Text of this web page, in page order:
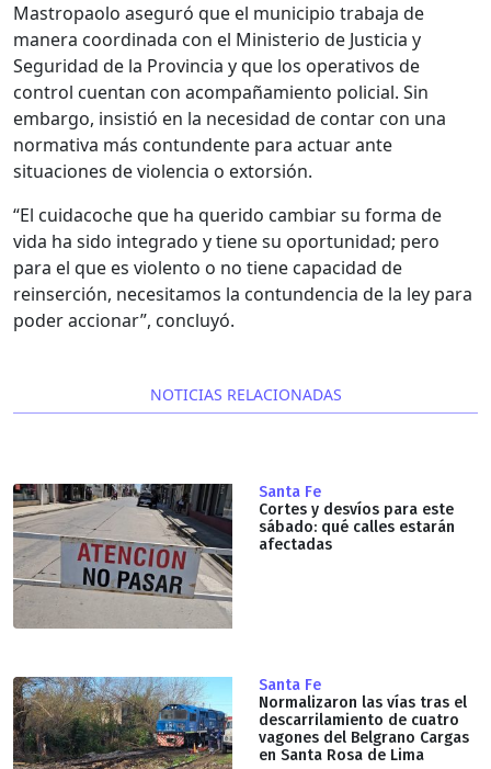
Mastropaolo aseguró que el municipio trabaja de
manera coordinada con el Ministerio de Justicia y
Seguridad de la Provincia y que los operativos de
control cuentan con acompañamiento policial. Sin
embargo, insistió en la necesidad de contar con una
normativa más contundente para actuar ante
situaciones de violencia o extorsión.
“El cuidacoche que ha querido cambiar su forma de
vida ha sido integrado y tiene su oportunidad; pero
para el que es violento o no tiene capacidad de
reinserción, necesitamos la contundencia de la ley para
poder accionar”, concluyó.
NOTICIAS RELACIONADAS
Santa Fe
Cortes y desvíos para este
sábado: qué calles estarán
afectadas
Santa Fe
Normalizaron las vías tras el
descarrilamiento de cuatro
vagones del Belgrano Cargas
en Santa Rosa de Lima